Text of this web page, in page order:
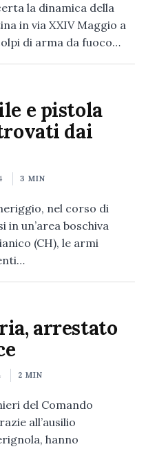
la dinamica della
in via XXIV Maggio a
di arma da fuoco…
e pistola
dai
3 MIN
nel corso di
in un’area boschiva
(CH), le armi
arrestato
2 MIN
del Comando
all’ausilio
hanno